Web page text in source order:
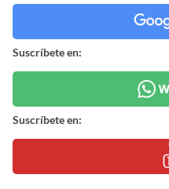
Suscríbete en:
Suscríbete en: